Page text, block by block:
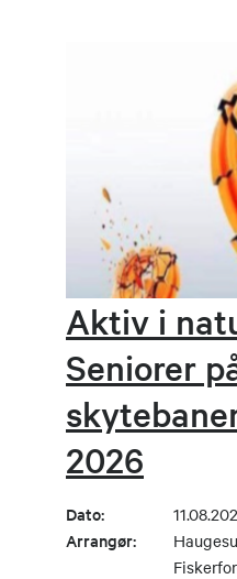
Aktiv i
Seniorer
2026
Dato:
Arrangør: